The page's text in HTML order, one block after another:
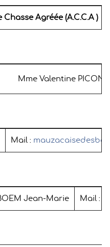
Chasse Agréée(A.C.C.A )
Mme Valentine PICON
Mail :
Jean-Marie Mail :